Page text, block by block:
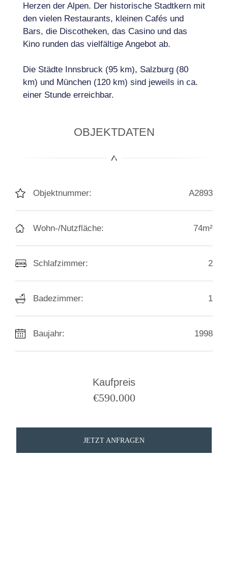
Herzen der Alpen. Der historische Stadtkern mit
den vielen Restaurants, kleinen Cafés und
Bars, die Discotheken, das Casino und das
Kino runden das vielfältige Angebot ab.
Die Städte Innsbruck (95 km), Salzburg (80
km) und München (120 km) sind jeweils in ca.
einer Stunde erreichbar.
OBJEKTDATEN
Objektnummer: A2893
Wohn-/Nutzfläche: 74m²
Schlafzimmer: 2
Badezimmer: 1
Baujahr: 1998
Kaufpreis
€590.000
JETZT ANFRAGEN